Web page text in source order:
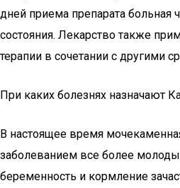
дней приема препарата больная
состояния. Лекарство также
терапии в сочетании с другими
При каких болезнях назначают
В настоящее время
заболеванием все более
беременность и кормление